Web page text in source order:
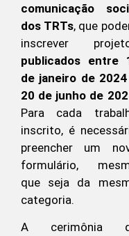
comunicação
dos TRTs, que
inscrever
publicados entre
de janeiro de
20 de junho de
Para cada
inscrito, é
preencher um
formulário,
que seja da
categoria.
A cerimônia